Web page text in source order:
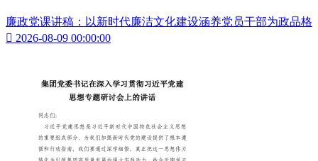
廉政党课讲稿：以新时代廉洁文化建设涵养党员干部为政品格
 2026-08-09 00:00:00